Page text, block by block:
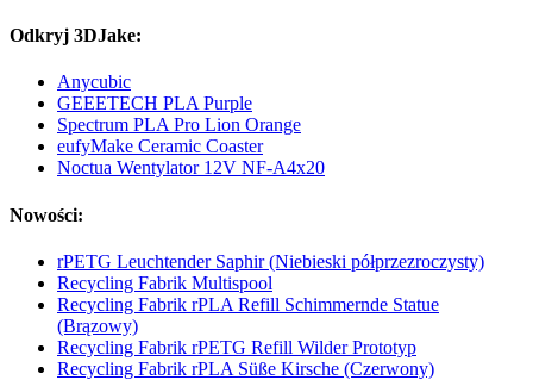
Odkryj 3DJake:
Anycubic
GEEETECH PLA Purple
Spectrum PLA Pro Lion Orange
eufyMake Ceramic Coaster
Noctua Wentylator 12V NF-A4x20
Nowości:
rPETG Leuchtender Saphir (Niebieski półprzezroczysty)
Recycling Fabrik Multispool
Recycling Fabrik rPLA Refill Schimmernde Statue
(Brązowy)
Recycling Fabrik rPETG Refill Wilder Prototyp
Recycling Fabrik rPLA Süße Kirsche (Czerwony)